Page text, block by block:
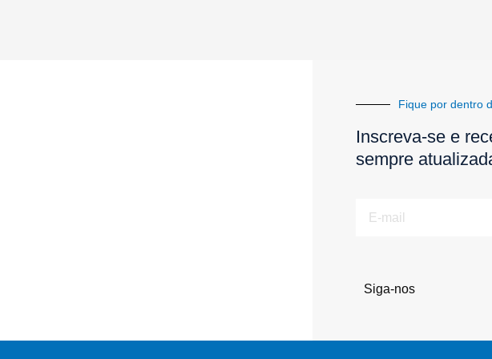
Fique por dentro
Inscreva-se e
sempre
Siga-nos